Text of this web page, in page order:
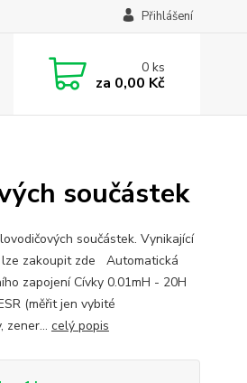
Přihlášení
0ks
za 0,00 Kč
součástek
součástek. Vynikající
lze zakoupit zde Automatická
zapojení Cívky 0.01mH - 20H
(měřit jen vybité
zener... celý popis